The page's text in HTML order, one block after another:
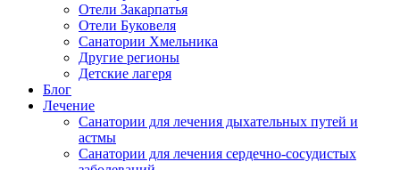
Отели Закарпатья
Отели Буковеля
Санатории Хмельника
Другие регионы
Детские лагеря
Блог
Лечение
Санатории для лечения дыхательных путей и
астмы
Санатории для лечения сердечно-сосудистых